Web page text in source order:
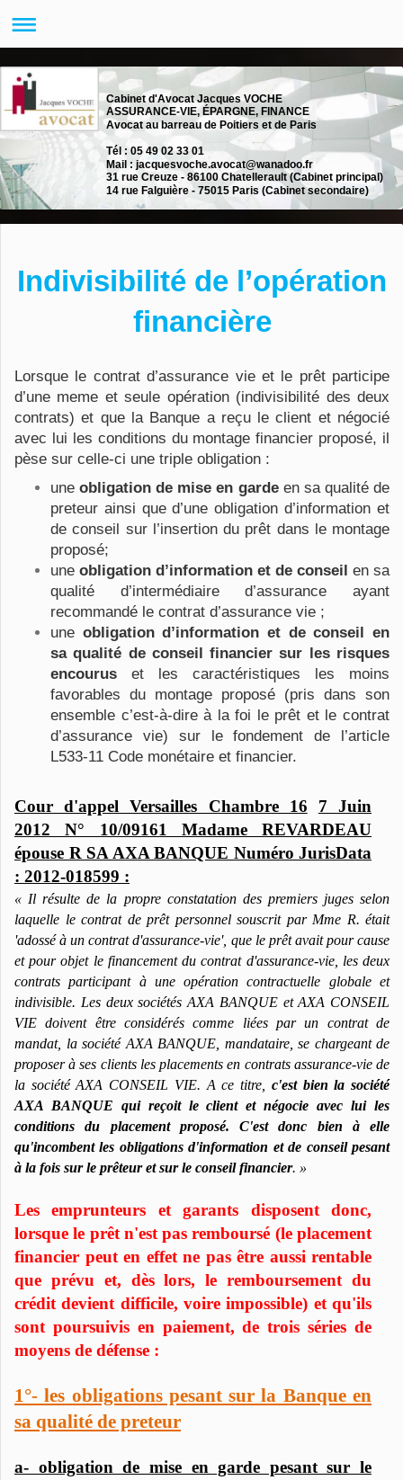
Cabinet d'Avocat Jacques VOCHE
ASSURANCE-VIE, ÉPARGNE, FINANCE
Avocat au barreau de Poitiers et de Paris
Tél : 05 49 02 33 01
Mail : jacquesvoche.avocat@wanadoo.fr
31 rue Creuze - 86100 Chatellerault (Cabinet principal)
14 rue Falguière - 75015 Paris (Cabinet secondaire)
Indivisibilité de l’opération
financière
Lorsque le contrat d’assurance vie et le prêt participe
d’une meme et seule opération (indivisibilité des deux
contrats) et que la Banque a reçu le client et négocié
avec lui les conditions du montage financier proposé, il
pèse sur celle-ci une triple obligation :
uneobligation de mise en gardeen sa qualité de
preteur ainsi que d’une obligation d’information et
de conseil sur l’insertion du prêt dans le montage
proposé;
une obligation d’information et de conseil en sa
qualité d’intermédiaire d’assurance ayant
recommandé le contrat d’assurance vie ;
une obligation d’information et de conseil en
sa qualité de conseil financier sur les risques
encourus et les caractéristiques les moins
favorables du montage proposé (pris dans son
ensemble c’est-à-dire à la foi le prêt et le contrat
d’assurance vie) sur le fondement de l’article
L533-11 Code monétaire et financier.
Cour d'appel Versailles Chambre 16
7 Juin
2012 N° 10/09161 Madame REVARDEAU
épouse R SA AXA BANQUE Numéro JurisData
: 2012-018599 :
« Il résulte de la propre constatation des premiers juges selon
laquelle le contrat de prêt personnel souscrit par Mme R. était
'adossé à un contrat d'assurance-vie', que le prêt avait pour cause
et pour objet le financement du contrat d'assurance-vie, les deux
contrats participant à une opération contractuelle globale et
indivisible. Les deux sociétés AXA BANQUE et AXA CONSEIL
VIE doivent être considérés comme liées par un contrat de
mandat, la société AXA BANQUE, mandataire, se chargeant de
proposer à ses clients les placements en contrats assurance-vie de
la société AXA CONSEIL VIE. A ce titre, c'est bien la société
AXA BANQUE qui reçoit le client et négocie avec lui les
conditions du placement proposé.
C'est donc bien à elle
qu'incombent les obligations d'information et de conseil pesant
à la fois sur le prêteur et sur le conseil financier. »
Les emprunteurs et garants disposent donc,
lorsque le prêt n'est pas remboursé (le placement
financier peut en effet ne pas être aussi rentable
que prévu et, dès lors, le remboursement du
crédit devient difficile, voire impossible) et qu'ils
sont poursuivis en paiement, de trois séries de
moyens de défense :
1°- les obligations pesant sur la Banque en
sa qualité de preteur
a- obligation de mise en garde pesant sur le